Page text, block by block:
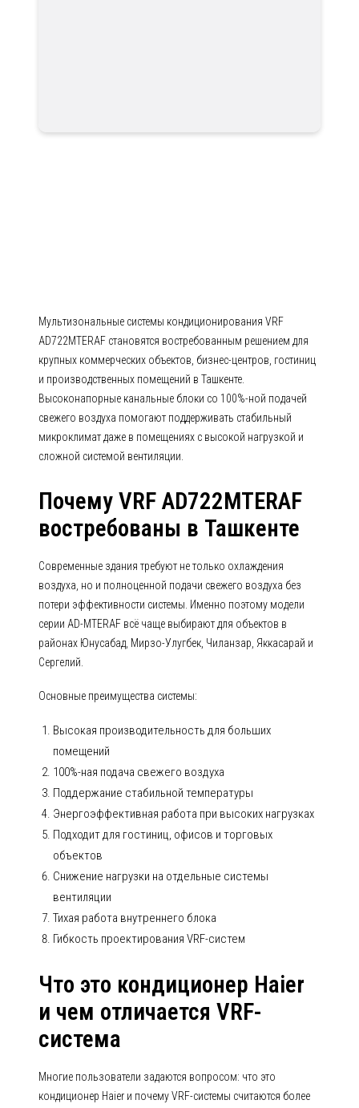
Мультизональные системы кондиционирования VRF
AD722MTERAF становятся востребованным решением для
крупных коммерческих объектов, бизнес-центров, гостиниц
и производственных помещений в Ташкенте.
Высоконапорные канальные блоки со 100%-ной подачей
свежего воздуха помогают поддерживать стабильный
микроклимат даже в помещениях с высокой нагрузкой и
сложной системой вентиляции.
Почему VRF AD722MTERAF
востребованы в Ташкенте
Современные здания требуют не только охлаждения
воздуха, но и полноценной подачи свежего воздуха без
потери эффективности системы. Именно поэтому модели
серии AD-MTERAF всё чаще выбирают для объектов в
районах Юнусабад, Мирзо-Улугбек, Чиланзар, Яккасарай и
Сергелий.
Основные преимущества системы:
Высокая производительность для больших
помещений
100%-ная подача свежего воздуха
Поддержание стабильной температуры
Энергоэффективная работа при высоких нагрузках
Подходит для гостиниц, офисов и торговых
объектов
Снижение нагрузки на отдельные системы
вентиляции
Тихая работа внутреннего блока
Гибкость проектирования VRF-систем
Что это кондиционер Haier
и чем отличается VRF-
система
Многие пользователи задаются вопросом: что это
кондиционер Haier и почему VRF-системы считаются более